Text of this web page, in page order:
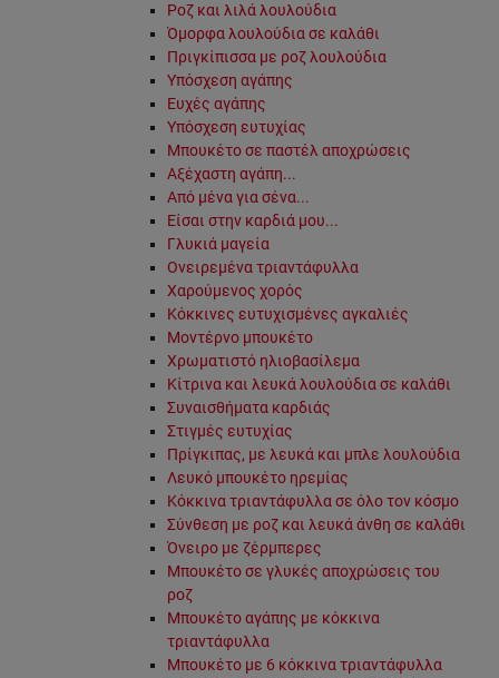
Ροζ και λιλά λουλούδια
Όμορφα λουλούδια σε καλάθι
Πριγκίπισσα με ροζ λουλούδια
Υπόσχεση αγάπης
Ευχές αγάπης
Υπόσχεση ευτυχίας
Μπουκέτο σε παστέλ αποχρώσεις
Αξέχαστη αγάπη...
Από μένα για σένα...
Είσαι στην καρδιά μου...
Γλυκιά μαγεία
Ονειρεμένα τριαντάφυλλα
Χαρούμενος χορός
Κόκκινες ευτυχισμένες αγκαλιές
Μοντέρνο μπουκέτο
Χρωματιστό ηλιοβασίλεμα
Κίτρινα και λευκά λουλούδια σε καλάθι
Συναισθήματα καρδιάς
Στιγμές ευτυχίας
Πρίγκιπας, με λευκά και μπλε λουλούδια
Λευκό μπουκέτο ηρεμίας
Κόκκινα τριαντάφυλλα σε όλο τον κόσμο
Σύνθεση με ροζ και λευκά άνθη σε καλάθι
Όνειρο με ζέρμπερες
Μπουκέτο σε γλυκές αποχρώσεις του
ροζ
Μπουκέτο αγάπης με κόκκινα
τριαντάφυλλα
Μπουκέτο με 6 κόκκινα τριαντάφυλλα